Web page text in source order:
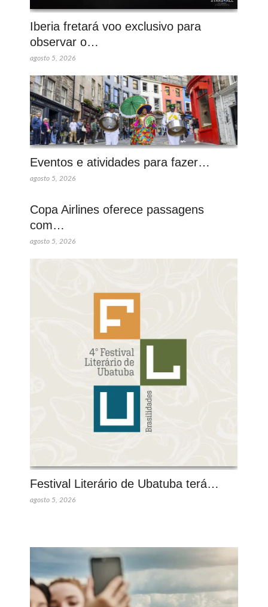
Iberia fretará voo exclusivo para
observar o…
agosto 5, 2026
Eventos e atividades para fazer…
agosto 5, 2026
Copa Airlines oferece passagens
com…
agosto 5, 2026
Festival Literário de Ubatuba terá…
agosto 5, 2026